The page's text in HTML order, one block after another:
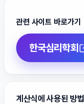
관련 사이트 바로가기
한국심리학회
계산식에 사용된 방법